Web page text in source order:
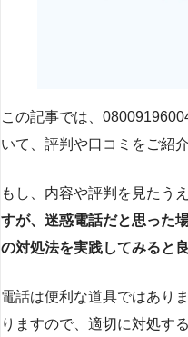
この記事では、
いて、評判や口コミをご紹
もし、内容や評判を見たうえ
すが、迷惑電話だと思った
の対処法を実践してみると
電話は便利な道具ではあり
りますので、適切に対処す